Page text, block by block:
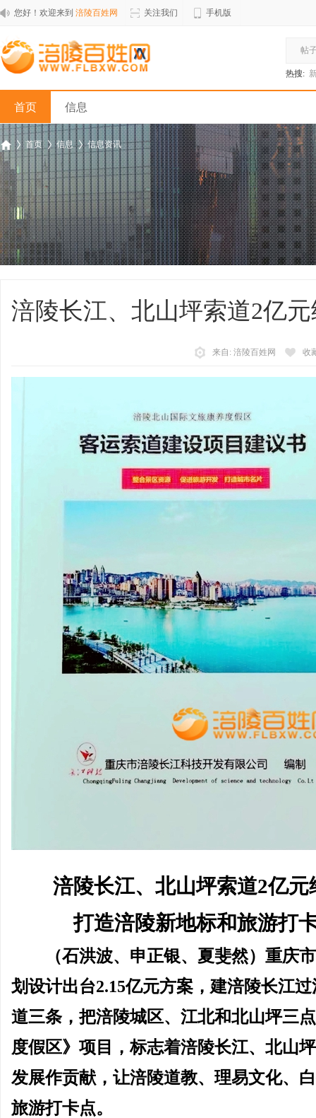
您好！欢迎来到 涪陵百姓网 关注我们 手机版
帖
热搜:
首页 信息
涪 ›
首页
›
信息
›
信息资讯
涪陵长江、北山坪索道2亿
来自: 涪陵百姓网 收
涪陵长江、北山坪索道2亿元
打造涪陵新地标和旅游打
（石洪波、 申正银、夏斐然）重庆
划设计出台2.15亿元方案，建涪陵长江
道三条，把涪陵城区、江北和北山坪三
度假区》项目，标志着涪陵长江、北山
发展作贡献，让涪陵道教、理易文化、
旅游打卡点。